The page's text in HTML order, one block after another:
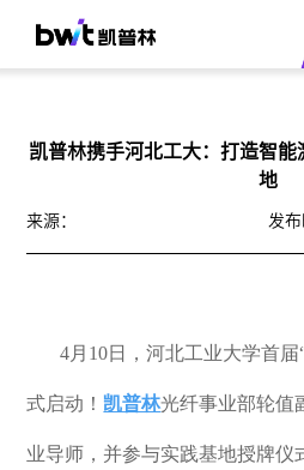
凯普林携手河北工大：打造智
地
来源： 发
4月10日，河北工业大学首
式启动！ 凯普林光纤事业部轮值
业导师，并参与实践基地授牌仪